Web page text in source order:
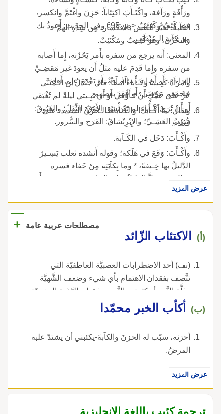
ورَأْفَةٍ ورَآفة، واكْتَـأَبَ اكتِئاباً: حَزِنَ واغْتَمَّ وانكسر،
فهو كَئِبٌ وكَئِـيبٌ <ص:695 وفي الحديث: أَعوذُ بك
من كآبةِ الـمُنْقَلَبِ.
الكآبةُ: تَغَيُّر النَّفْس بالانكسار، مِن شِدَّةِ الهمِّ
والـحُزْن، وهو كَئِـيبٌ ومُكْتَئِبٌ.
المعنى: أَنه يرجع من سفره بأَمر يَحْزُنه، إِما أَصابه
من سفره وإِما قَدِمَ عليه مثلُ أَن يعودَ غير مَقضِـيِّ
الحاجة، أَو أَصابت مالَه آفةٌ، أَو يَقْدَمَ على أَهله
فيجدَهم مَرْضَى، أَو فُقِدَ بعضهم.
وامرأَةٌ كَئِـيبةٌ وكَـأْباءُ أَيضاً؛ قال جَنْدَلُ بنُ الـمُثَنَّى
عَزَّ على عَمِّكِ أَنْ تَـأَوَّقي أَو أَن تَبِـيتي ليلةً لم تُغْبَقي
أَو أَنْ تُرَيْ كَـأْباء لم تَبْرَنشِق الأَوْقُ: الثِّقَلُ؛ والغَبُوقُ:
شُرْبُ العَشِـيِّ؛ والإِبْرِنْشاقُ: الفَرَح والسُّرور.
ويقال: ما أَكْـأَبَكَ! والكَـأْباءُ: الـحُزْنُ الشديد، على
فَعْلاء.
وأَكْـأَبَ: دَخَل في الكَـآبة.
وأَكْـأَبَ: وَقَعَ في هَلَكة؛ وقوله أَنشده ثعلب يَسِـيرُ
الدَّليلُ بها خِـيفةً، * وما بِكآبَتِه مِنْ خَفاء فسره
فقال: قد ضَلَّ الدليلُ بها؛ قال ابن سيده: وعندي أَن
الكآبةَ ههنا، الـحُزْنُ، لأَن الخائفَ محزون ورَمادٌ
مُكْتَئِبُ اللَّوْنِ: إِذا ضَرَبَ إِلى السَّواد، كما يكون وج
عرض المزيد
مصطلحات عربية عامة +
(أ) الاكتئاب الزّائد
(نف) أحد الاضطرابات العصبيَّة العاطفيّة التي
تتَّصف بفقدان الاهتمام بأي شيء وضعف الشَّهيَّة
وقلَّة النَّوم أو كثرته والتَّعب وفقدان الرَّغبة الجنسيّة
والإحساس بالضِّيق والوهن.
(ب) أكأب الخبر محمّدا
أحزنه، سبّب له الحزنَ والكآبةَ-يكئبني أن يشتدّ عليه
المرضُ.
عرض المزيد
ترجمة كئيب باللغة الإنجليزية